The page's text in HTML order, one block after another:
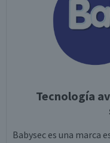
Tecnología
Babysec es una marca